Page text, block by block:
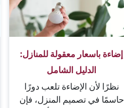
إضاءة باسعار معقولة للمنازل:
الدليل الشامل
نظرًا لأن الإضاءة تلعب دورًا
حاسمًا في تصميم المنزل، فإن